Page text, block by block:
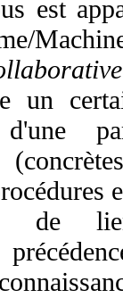
est
un
d'une
de